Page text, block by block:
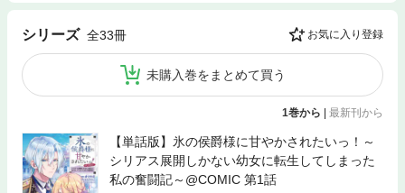
シリーズ 全33冊 お気に入り登録
未購入巻をまとめて買う
1巻から | 最新刊から
【単話版】氷の侯爵様に甘やかされたいっ！～
シリアス展開しかない幼女に転生してしまった
私の奮闘記～@COMIC 第1話